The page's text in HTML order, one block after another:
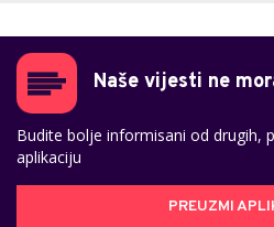
Naše vijesti ne
Budite bolje informisani od drugih,
aplikaciju
PREUZMI